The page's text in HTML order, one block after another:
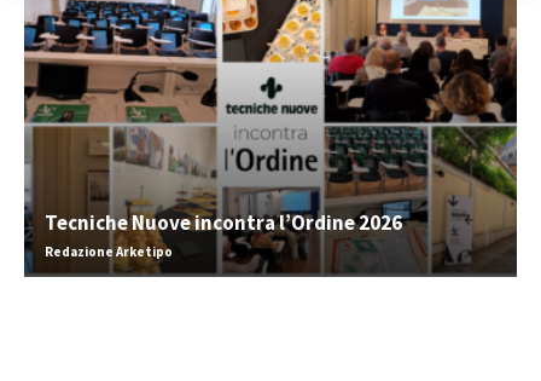
Tecniche Nuove incontra l’Ordine 2026
Redazione Arketipo